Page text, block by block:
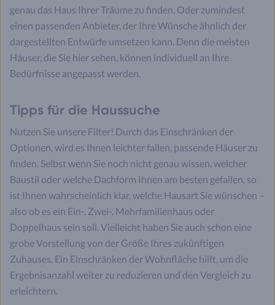
genau das Haus Ihrer Träume zu finden. Oder zumindest
einen passenden Anbieter, der Ihre Wünsche ähnlich der
dargestellten Entwürfe umsetzen kann. Denn die meisten
Häuser, die Sie hier sehen, können individuell an Ihre
Bedürfnisse angepasst werden.
Tipps für die Haussuche
Nutzen Sie unsere Filter! Durch das Einschränken der
Optionen, wird es Ihnen leichter fallen, passende Häuser zu
finden. Selbst wenn Sie noch nicht genau wissen, welcher
Baustil oder welche Dachform Ihnen am besten gefallen, so
ist Ihnen wahrscheinlich klar, welche Hausart Sie wünschen –
also ob es ein Ein-, Zwei-, Mehrfamilienhaus oder
Doppelhaus sein soll. Vielleicht haben Sie auch schon eine
grobe Vorstellung von der Größe Ihres zukünftigen
Zuhauses. Ein Einschränken der Wohnfläche hilft, um die
Ergebnisanzahl weiter zu reduzieren und den Vergleich zu
erleichtern.